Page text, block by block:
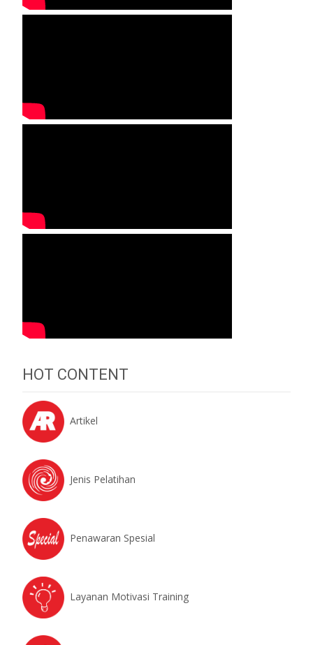
HOT CONTENT
Artikel
Jenis Pelatihan
Penawaran Spesial
Layanan Motivasi Training